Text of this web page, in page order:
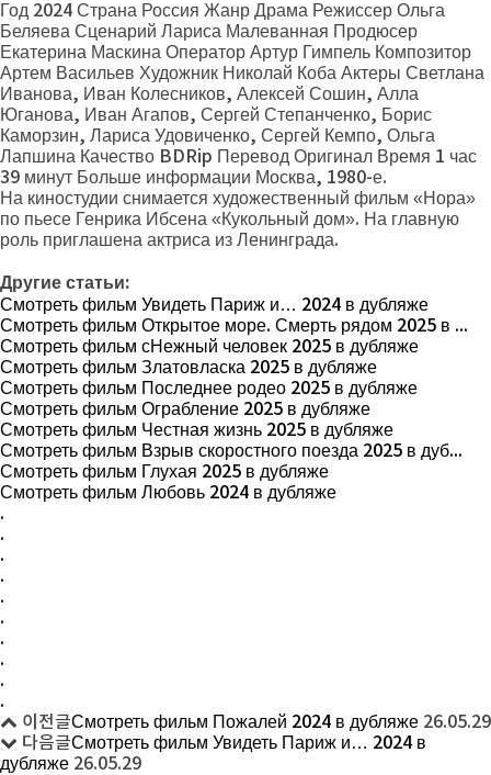
Год 2024 Страна Россия Жанр Драма Режиссер Ольга
Беляева Сценарий Лариса Малеванная Продюсер
Екатерина Маскина Оператор Артур Гимпель Композитор
Артем Васильев Художник Николай Коба Актеры Светлана
Иванова, Иван Колесников, Алексей Сошин, Алла
Юганова, Иван Агапов, Сергей Степанченко, Борис
Каморзин, Лариса Удовиченко, Сергей Кемпо, Ольга
Лапшина Качество BDRip Перевод Оригинал Время 1 час
39 минут Больше информации Москва, 1980-е.
На киностудии снимается художественный фильм «Нора»
по пьесе Генрика Ибсена «Кукольный дом». На главную
роль приглашена актриса из Ленинграда.
Другие статьи:
Смотреть фильм Увидеть Париж и… 2024 в дубляже
Смотреть фильм Открытое море. Смерть рядом 2025 в ...
Смотреть фильм сНежный человек 2025 в дубляже
Смотреть фильм Златовласка 2025 в дубляже
Смотреть фильм Последнее родео 2025 в дубляже
Смотреть фильм Ограбление 2025 в дубляже
Смотреть фильм Честная жизнь 2025 в дубляже
Смотреть фильм Взрыв скоростного поезда 2025 в дуб...
Смотреть фильм Глухая 2025 в дубляже
Смотреть фильм Любовь 2024 в дубляже
.
.
.
.
.
.
.
.
.
.
이전글Смотреть фильм Пожалей 2024 в дубляже 26.05.29
다음글Смотреть фильм Увидеть Париж и… 2024 в
дубляже 26.05.29